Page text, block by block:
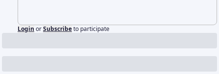
Login orSubscribeto participate